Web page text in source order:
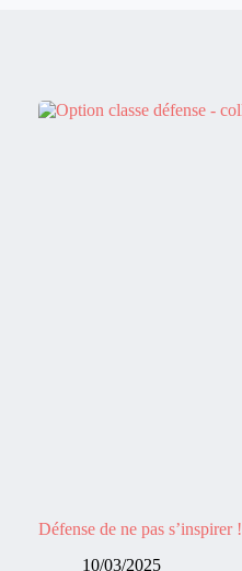
Défense de ne pas s’inspirer !
10/03/2025